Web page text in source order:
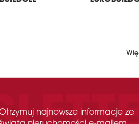
najnowsze informacje ze